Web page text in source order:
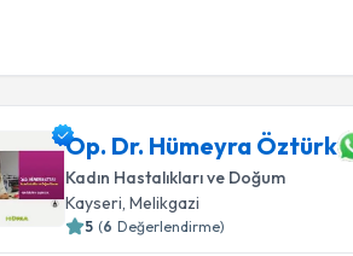
Op. Dr. Hümeyra Öztürk
Kadın Hastalıkları ve Doğum
Kayseri , Melikgazi
5 (6 Değerlendirme)